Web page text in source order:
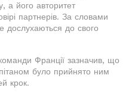
а його авторитет
партнерів. За словами
дослухаються до свого
Франції зазначив, що
було прийнято ним
крок.